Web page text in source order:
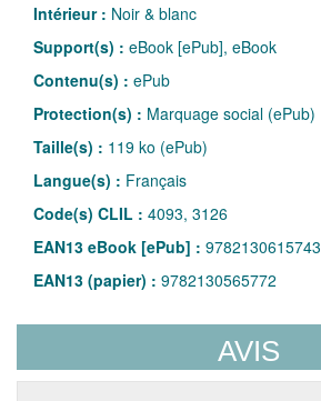
Intérieur : Noir & blanc
Support(s) : eBook [ePub], eBook
Contenu(s) : ePub
Protection(s) : Marquage social (ePub)
Taille(s) : 119 ko (ePub)
Langue(s) : Français
Code(s) CLIL : 4093, 3126
EAN13 eBook [ePub] : 9782130615743
EAN13 (papier) : 9782130565772
AVIS